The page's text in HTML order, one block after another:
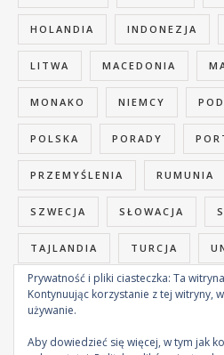
HOLANDIA INDONEZJA
LITWA MACEDONIA
MONAKO NIEMCY
POLSKA PORADY
PRZEMYŚLENIA RUMUNIA
SZWECJA SŁOWACJA
TAJLANDIA TURCJA
WIETNAM WĘGRY
Prywatność i pliki ciasteczka: Ta
Kontynuując korzystanie z tej witryny,
używanie.
Aby dowiedzieć się więcej, w tym jak